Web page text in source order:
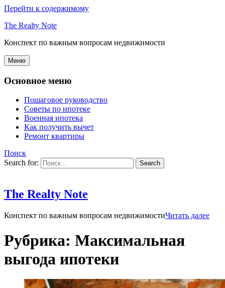
Перейти к содержимому
The Realty Note
Конспект по важным вопросам недвижимости
Меню
Основное меню
Пошаговое руководство
Советы по ипотеке
Военная ипотека
Как получить вычет
Ремонт квартиры
Поиск
Search for:
The Realty Note
Конспект по важным вопросам недвижимостиЧитать далее
Рубрика: Максимальная
выгода ипотеки